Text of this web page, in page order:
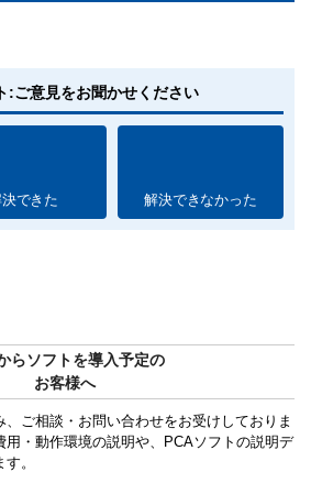
:ご意見をお聞かせください
できた 解決できなかった
らソフトを導入予定の
お客様へ
ご相談・お問い合わせをお受けしておりま
用・動作環境の説明や、PCAソフトの説明デ
。